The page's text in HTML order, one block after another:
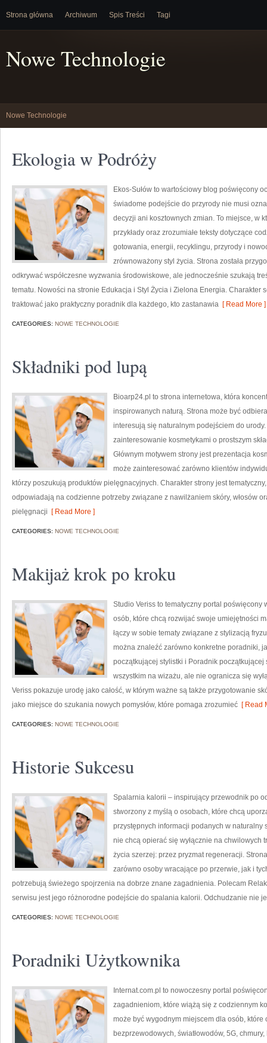
Strona główna Archiwum Spis Treści Tagi
Nowe Technologie
Nowe Technologie
Ekologia w Podróży
Ekos-Sułów to wartościowy blog poświęcony
świadome podejście do przyrody nie musi
decyzji ani kosztownych zmian. To miejsce, w
przykłady oraz zrozumiałe teksty dotyczące
gotowania, energii, recyklingu, przyrody i
zrównoważony styl życia. Strona została
odkrywać współczesne wyzwania środowiskowe, ale jednocześnie szukają
tematu. Nowości na stronie Edukacja i Styl Życia i Zielona Energia. Charakter
traktować jako praktyczny poradnik dla każdego, kto zastanawia [ Read More ]
CATEGORIES: NOWE TECHNOLOGIE
Składniki pod lupą
Bioarp24.pl to strona internetowa, która
inspirowanych naturą. Strona może być
interesują się naturalnym podejściem do
zainteresowanie kosmetykami o prostszym
Głównym motywem strony jest prezentacja
może zainteresować zarówno klientów
którzy poszukują produktów pielęgnacyjnych. Charakter strony jest
odpowiadają na codzienne potrzeby związane z nawilżaniem skóry, włosów
pielęgnacji [ Read More ]
CATEGORIES: NOWE TECHNOLOGIE
Makijaż krok po kroku
Studio Veriss to tematyczny portal
osób, które chcą rozwijać swoje umiejętności
łączy w sobie tematy związane z stylizacją
można znaleźć zarówno konkretne poradniki,
początkującej stylistki i Poradnik
wszystkim na wizażu, ale nie ogranicza się
Veriss pokazuje urodę jako całość, w którym ważne są także przygotowanie
jako miejsce do szukania nowych pomysłów, które pomaga zrozumieć [ Read
CATEGORIES: NOWE TECHNOLOGIE
Historie Sukcesu
Spalarnia kalorii – inspirujący przewodnik po
stworzony z myślą o osobach, które chcą
przystępnych informacji podanych w naturalny
nie chcą opierać się wyłącznie na chwilowych
życia szerzej: przez pryzmat regeneracji.
zarówno osoby wracające po przerwie, jak i
potrzebują świeżego spojrzenia na dobrze znane zagadnienia. Polecam
serwisu jest jego różnorodne podejście do spalania kalorii. Odchudzanie nie
CATEGORIES: NOWE TECHNOLOGIE
Poradniki Użytkownika
Internat.com.pl to nowoczesny portal
zagadnieniom, które wiążą się z codziennym
może być wygodnym miejscem dla osób,
bezprzewodowych, światłowodów, 5G,